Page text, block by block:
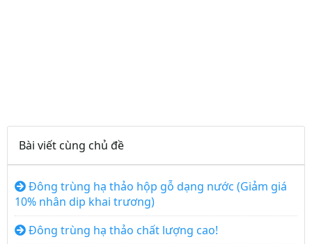
Bài viết cùng chủ đề
Đông trùng hạ thảo hộp gỗ dạng nước (Giảm giá
10% nhân dip khai trương)
Đông trùng hạ thảo chất lượng cao!